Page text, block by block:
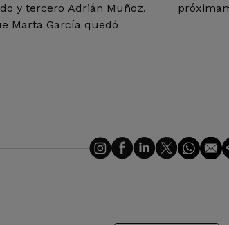
y tercero Adrián Muñoz.
Marta García quedó